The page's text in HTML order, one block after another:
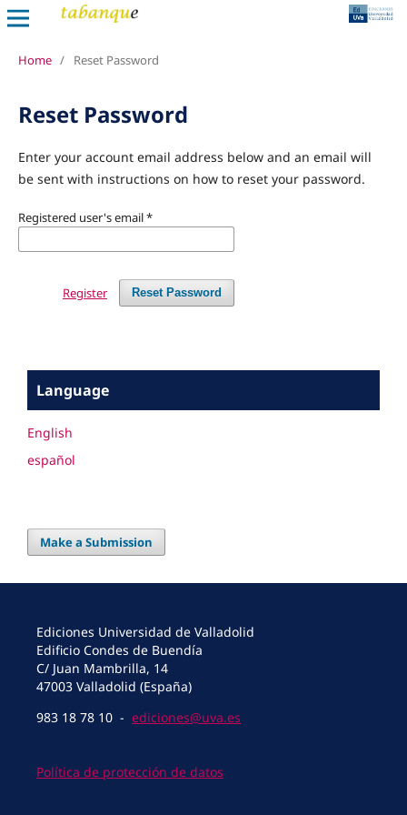
Home / Reset Password
Reset Password
Enter your account email address below and an email will
be sent with instructions on how to reset your password.
Registered user's email*
Reset Password
Register
Language
English
español
Make a Submission
Ediciones Universidad de Valladolid
Edificio Condes de Buendía
C/ Juan Mambrilla, 14
47003 Valladolid (España)
983 18 78 10 - ediciones@uva.es
Política de protección de datos